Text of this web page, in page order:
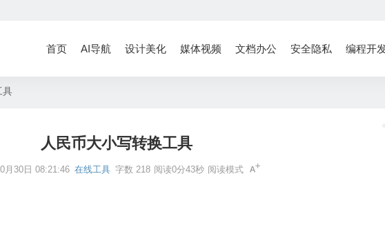
首页 AI导航 设计美化 媒体视频 文档办公 安全隐私 编程开
具
人民币大小写转换工具
月30日 08:21:46 在线工具 字数 218 阅读0分43秒 阅读模式